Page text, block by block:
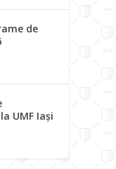
de
UMF Iași